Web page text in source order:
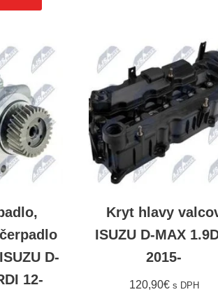
D-
12-
Kryt hlavy
ISUZU D-MAX
2015-
120,90€ s DPH